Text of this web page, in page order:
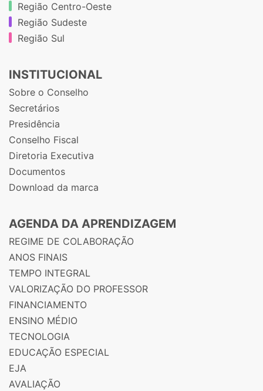
Região Centro-Oeste
Região Sudeste
Região Sul
INSTITUCIONAL
Sobre o Conselho
Secretários
Presidência
Conselho Fiscal
Diretoria Executiva
Documentos
Download da marca
AGENDA DA APRENDIZAGEM
REGIME DE COLABORAÇÃO
ANOS FINAIS
TEMPO INTEGRAL
VALORIZAÇÃO DO PROFESSOR
FINANCIAMENTO
ENSINO MÉDIO
TECNOLOGIA
EDUCAÇÃO ESPECIAL
EJA
AVALIAÇÃO